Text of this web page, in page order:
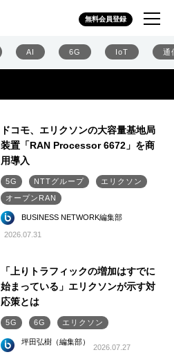
無料会員登録
AI 6G IoT 通
ドコモ、エリクソンの大容量基地局
装置「RAN Processor 6672」を商
用導入
5G NTTグループ
エリクソン
オープンRAN
BUSINESS NETWORK編集部
2026.07.31
「上りトラフィックの増加はすでに
始まっている」エリクソンが示す対
応策とは
5G 6G エリクソン
坪田弘樹（編集部）
2026.07.27